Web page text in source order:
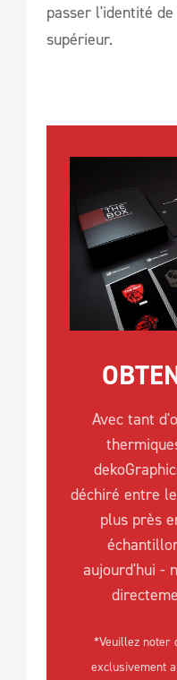
passer l'identité
supérieur.
Avec tant
déchiré entre
plus près
aujourd'hui -
*Veuillez noter
exclusivement